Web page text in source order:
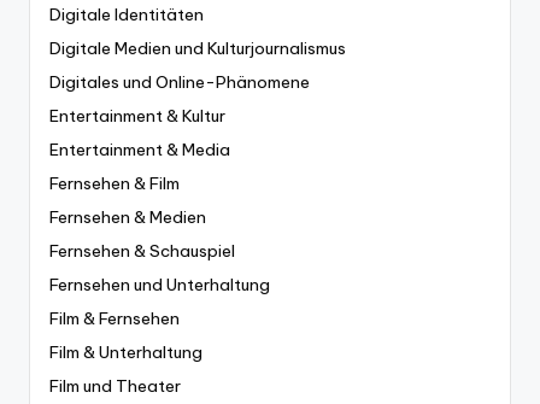
Digitale Identitäten
Digitale Medien und Kulturjournalismus
Digitales und Online-Phänomene
Entertainment & Kultur
Entertainment & Media
Fernsehen & Film
Fernsehen & Medien
Fernsehen & Schauspiel
Fernsehen und Unterhaltung
Film & Fernsehen
Film & Unterhaltung
Film und Theater